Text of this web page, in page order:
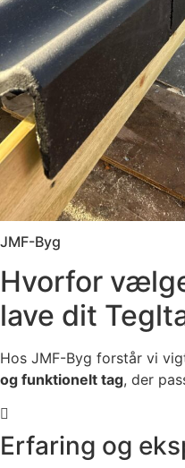
JMF-Byg
Hvorfor
lave dit
Hos JMF-Byg forstår vi
og funktionelt tag, der
Erfaring og